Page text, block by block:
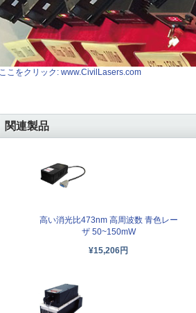
ここをクリック: www.CivilLasers.com
関連製品
高い消光比473nm 高周波数 青色レー
ザ 50~150mW
¥15,206円